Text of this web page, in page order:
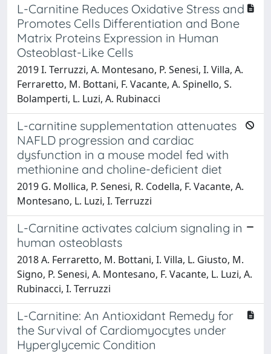
L-Carnitine Reduces Oxidative Stress and
Promotes Cells Differentiation and Bone
Matrix Proteins Expression in Human
Osteoblast-Like Cells
2019 I. Terruzzi, A. Montesano, P. Senesi, I. Villa, A.
Ferraretto, M. Bottani, F. Vacante, A. Spinello, S.
Bolamperti, L. Luzi, A. Rubinacci
L-carnitine supplementation attenuates
NAFLD progression and cardiac
dysfunction in a mouse model fed with
methionine and choline-deficient diet
2019 G. Mollica, P. Senesi, R. Codella, F. Vacante, A.
Montesano, L. Luzi, I. Terruzzi
L-Carnitine activates calcium signaling in
human osteoblasts
2018 A. Ferraretto, M. Bottani, I. Villa, L. Giusto, M.
Signo, P. Senesi, A. Montesano, F. Vacante, L. Luzi, A.
Rubinacci, I. Terruzzi
L-Carnitine: An Antioxidant Remedy for
the Survival of Cardiomyocytes under
Hyperglycemic Condition